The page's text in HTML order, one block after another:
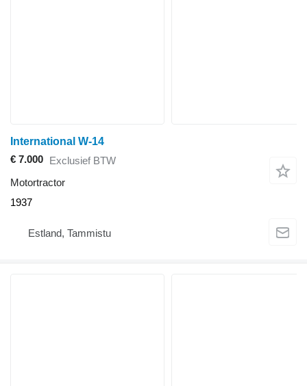
International W-14
€ 7.000 Exclusief BTW
Motortractor
1937
Estland, Tammistu